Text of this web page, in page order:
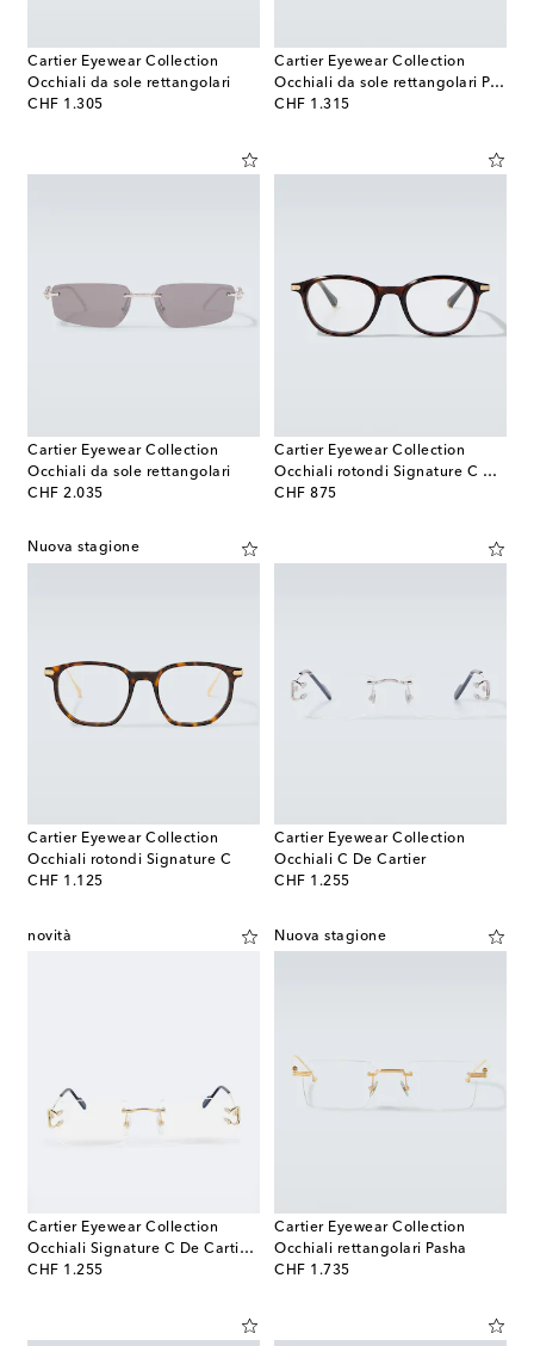
Cartier Eyewear Collection
Occhiali da sole rettangolari
CHF 1.305
original price
Cartier Eyewear Collection
Occhiali da sole rettangolari Panthère De Cartier
CHF 1.315
original price
Cartier Eyewear Collection
Occhiali da sole rettangolari
CHF 2.035
original price
Cartier Eyewear Collection
Occhiali rotondi Signature C De Cartier
CHF 875
original price
Nuova stagione
Cartier Eyewear Collection
Occhiali rotondi Signature C
CHF 1.125
original price
Cartier Eyewear Collection
Occhiali C De Cartier
CHF 1.255
original price
novità
Cartier Eyewear Collection
Occhiali Signature C De Cartier rettangolari
CHF 1.255
original price
Nuova stagione
Cartier Eyewear Collection
Occhiali rettangolari Pasha
CHF 1.735
original price